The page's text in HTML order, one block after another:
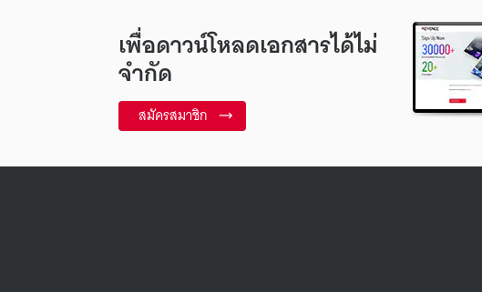
เพื่อดาวน์โหลดเอกสารได้ไม่
จำกัด
สมัครสมาชิก